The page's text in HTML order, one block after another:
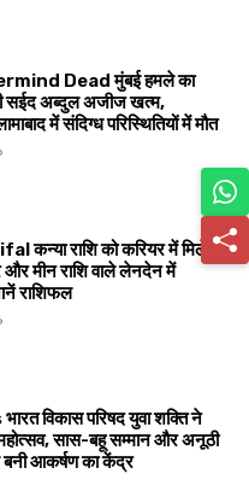
Dead मुंबई हमले का
सईद अब्दुल अजीज खत्म,
में संदिग्ध परिस्थितियों में मौत
कन्या राशि को करियर में मिलेगा
मीन राशि वाले लेनदेन में
राशिफल
विकास परिषद युवा शक्ति ने
सास-बहू सम्मान और अनूठी
बनी आकर्षण का केंद्र